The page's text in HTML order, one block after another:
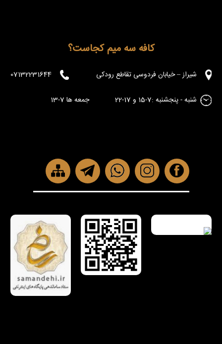
کافه سه میم کجاست؟
شیراز – خیابان فردوسی تقاطع رودکی 07132231644
شنبه - پنجشنبه :7-15 و 17-22 جمعه ها 7-13